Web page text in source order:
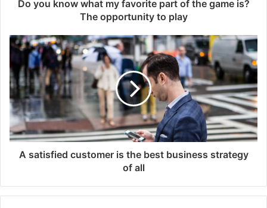
Do you know what my favorite part of the game is?
The opportunity to play
A satisfied customer is the best business strategy
of all